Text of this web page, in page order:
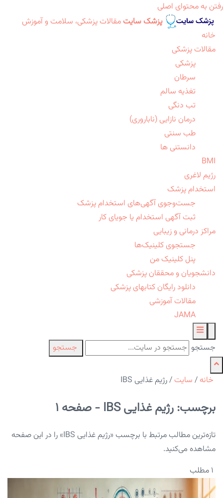
رفتن به محتوای اصلی
پزشک سایت مقالات پزشکی، سلامت و آموزش
خانه
مقالات پزشکی
پزشکی
سرطان
تغذیه سالم
تب دنگی
درمان نازایی (ناباروری)
طب سنتی
دانستنی ها
BMI
رژیم لاغری
استخدام پزشک
جست‌وجوی آگهی‌های استخدام پزشک
ثبت آگهی استخدام یا جویای کار
مراکز درمانی و زیبایی
جستجوی کلینیک‌ها
پنل کلینیک من
دانشجویان و محققان پزشکی
دانلود رایگان کتابهای پزشکی
مقالات آموزشی
JAMA
جستجو جستجو
خانه / سایت /رژیم غذایی IBS
برچسب: رژیم غذایی IBS - صفحه 1
تازه‌ترین مطالب مرتبط با برچسب «رژیم غذایی IBS» را در این صفحه
مشاهده می‌کنید.
۱ مطلب